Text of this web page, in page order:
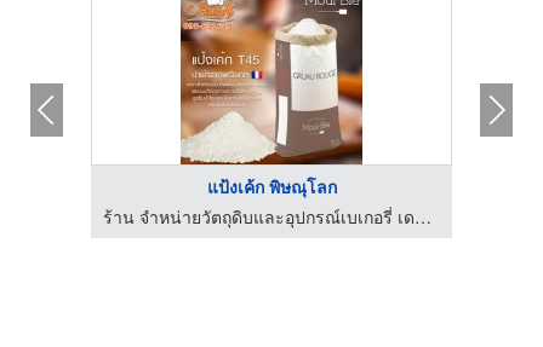
แป้งเค้ก พิษณุโลก
ร้าน จำหน่ายวัตถุดิบและอุปกรณ์เบเกอรี่ เดอะเบเกอรี่ช็อป พิษณุโลก